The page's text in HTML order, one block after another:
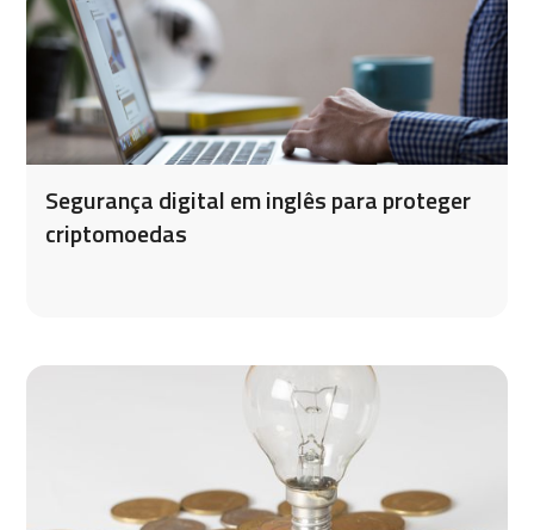
Segurança digital em inglês para proteger
criptomoedas